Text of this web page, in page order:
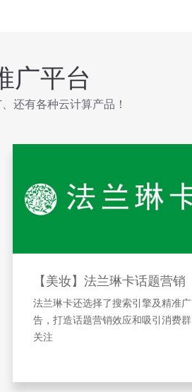
广平台
还有各种云计算产品！
【美妆】法兰琳卡话题营销
法兰琳卡还选择了搜索引擎及精准广
告，打造话题营销效应和吸引消费群
关注